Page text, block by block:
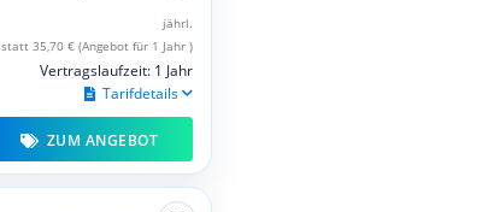
jährl.
statt 35,70 € (Angebot für 1 Jahr )
Vertragslaufzeit: 1 Jahr
Tarifdetails
ZUM ANGEBOT